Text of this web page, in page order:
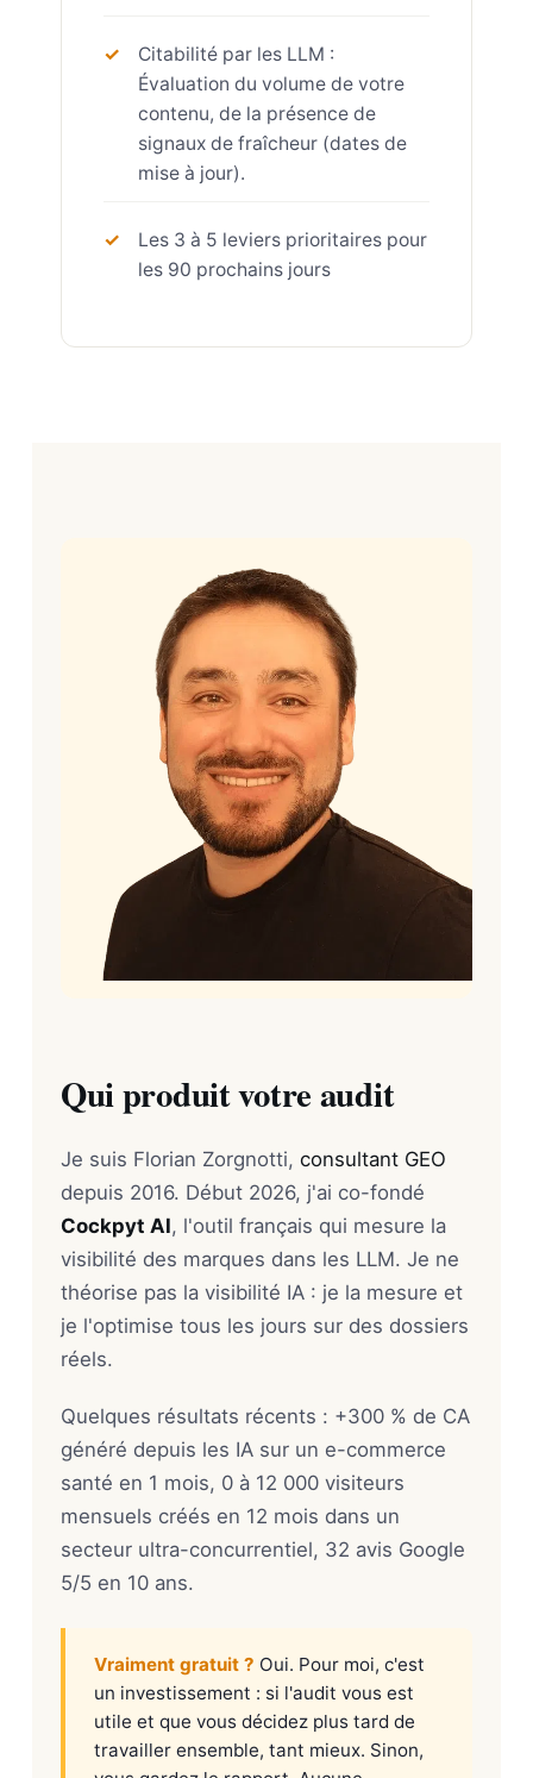
Citabilité par les LLM :
Évaluation du volume de votre
contenu, de la présence de
signaux de fraîcheur (dates de
mise à jour).
Les 3 à 5 leviers prioritaires pour
les 90 prochains jours
Qui produit votre audit
Je suis Florian Zorgnotti, consultant GEO
depuis 2016. Début 2026, j'ai co-fondé
Cockpyt AI, l'outil français qui mesure la
visibilité des marques dans les LLM. Je ne
théorise pas la visibilité IA : je la mesure et
je l'optimise tous les jours sur des dossiers
réels.
Quelques résultats récents : +300 % de CA
généré depuis les IA sur un e-commerce
santé en 1 mois, 0 à 12 000 visiteurs
mensuels créés en 12 mois dans un
secteur ultra-concurrentiel, 32 avis Google
5/5 en 10 ans.
Vraiment gratuit ? Oui. Pour moi, c'est
un investissement : si l'audit vous est
utile et que vous décidez plus tard de
travailler ensemble, tant mieux. Sinon,